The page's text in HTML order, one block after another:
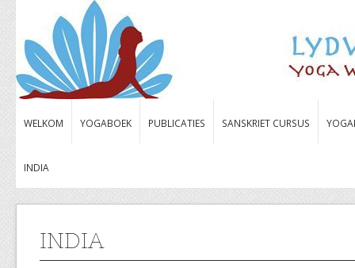
WELKOM YOGABOEK PUBLICATIES SANSKRIET CURSUS
INDIA
INDIA